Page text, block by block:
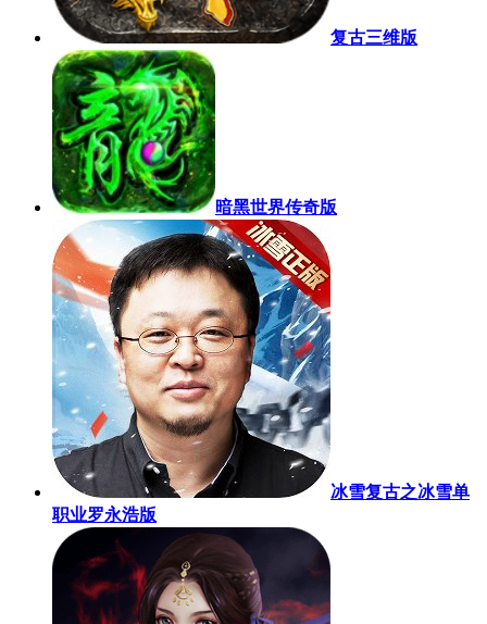
复古三维版
暗黑世界传奇版
冰雪复古之冰雪单
职业罗永浩版